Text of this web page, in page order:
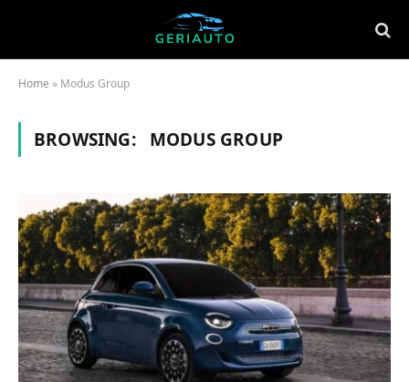
Home » Modus Group
BROWSING: MODUS GROUP